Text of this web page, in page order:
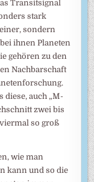
Transitsignal
stark
sondern
ihnen Planeten
gehören zu den
Nachbarschaft
diese, auch „M-
zwei bis
so groß
wie man
kann und so die